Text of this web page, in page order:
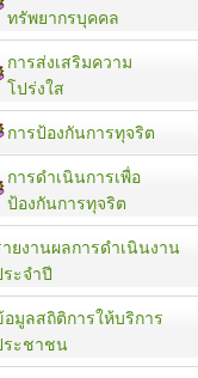
ทรัพยากรบุคคล
การส่งเสริมความ
โปร่งใส
การป้องกันการทุจริต
การดำเนินการเพื่อ
ป้องกันการทุจริต
ยงานผลการดำเนินงาน
ะจำปี
มูลสถิติการให้บริการ
ระชาชน